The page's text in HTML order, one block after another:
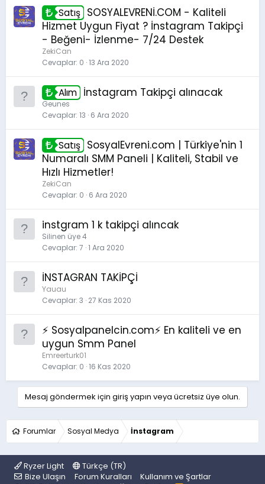
Satış SOSYALEVRENİ.COM - Kaliteli
Hizmet Uygun Fiyat ? İnstagram Takipçi
- Beğeni- İzlenme- 7/24 Destek
ZekiCan
Cevaplar 0 13 Ara 2020
Alım İnstagram Takipçi alınacak
Geunes
Cevaplar 13 6 Ara 2020
Satış SosyalEvreni.com | Türkiye'nin 1
Numaralı SMM Paneli | Kaliteli, Stabil ve
Hızlı Hizmetler!
ZekiCan
Cevaplar 0 6 Ara 2020
instgram 1 k takipçi alıncak
Silinen üye 4
Cevaplar 7 1 Ara 2020
İNSTAGRAN TAKİPÇİ
Yauau
Cevaplar 3 27 Kas 2020
⚡ Sosyalpanelcin.com⚡ En kaliteli ve en
uygun Smm Panel
Emreerturk01
Cevaplar 0 16 Kas 2020
Mesaj göndermek için giriş yapın veya ücretsiz üye olun.
Forumlar Sosyal Medya İnstagram
Ryzer Light
Türkçe (TR)
Bize Ulaşın
Forum Kuralları
Kullanım ve Şartlar